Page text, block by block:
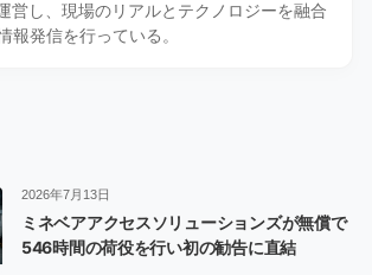
営し、現場のリアルとテクノロジーを融合
報発信を行っている。
2026年7月13日
ミネベアアクセスソリューションズが無償で
546時間の荷役を行い初の勧告に直結